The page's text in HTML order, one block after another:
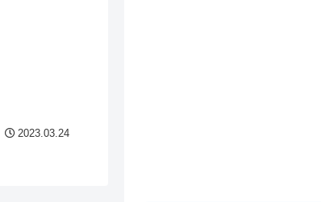
潰しにきてる」滝沢秀明の新オーディションが“まんま
2023.03.24